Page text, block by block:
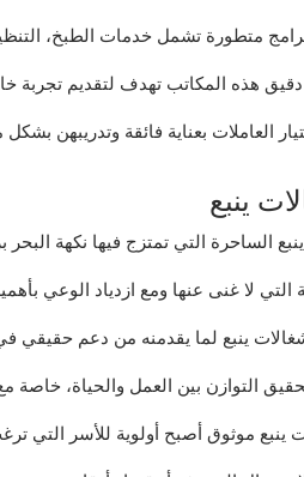
متطورة تشمل خدمات الطبخ،
هذه المكاتب تهدف لتقديم تجربة
العاملات بعناية فائقة وتدريبهن
ينبع
الساحرة التي تمتزج فيها نكهة
التي لا غنى عنها ومع ازدياد الوعي
ينبع لما يقدمنه من دعم حقيقي
التوازن بين العمل والحياة، خاصة
ينبع موثوق أصبح أولوية للأسر التي